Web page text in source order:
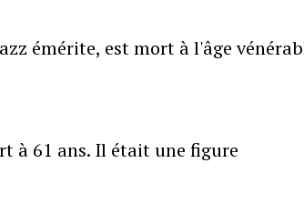
émérite, est mort à l'âge
à 61 ans. Il était une figure